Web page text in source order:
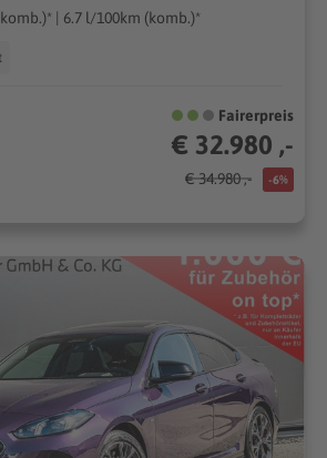
| 6.7 l/100km (komb.)*
Fairerpreis
€ 32.980 ,-
€ 34.980 ,- -6%